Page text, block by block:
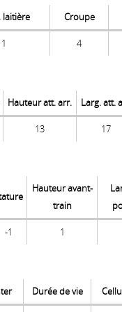
laitière Croupe
1 4
Hauteur att. arr. Larg. att.
13 17
Hauteur avant-
train
-1 1
Durée de vie